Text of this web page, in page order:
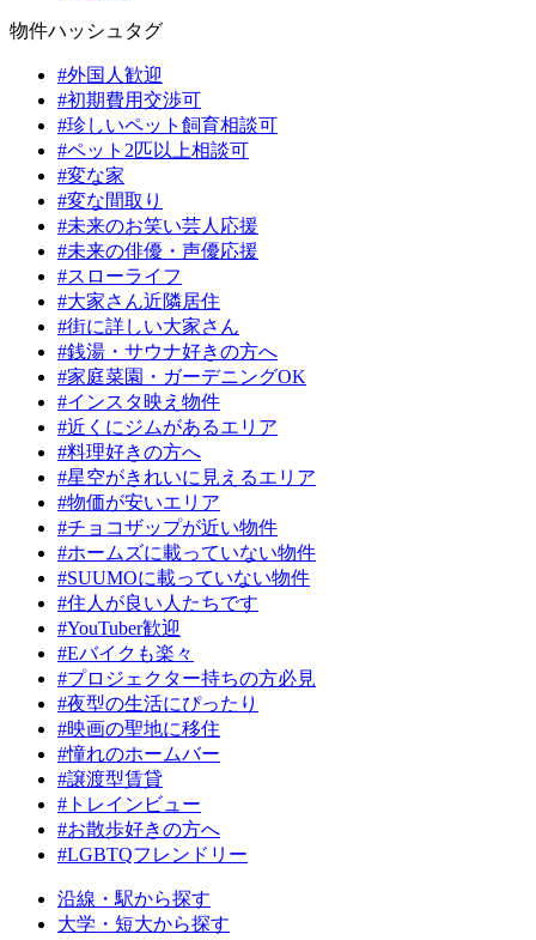
物件ハッシュタグ
#外国人歓迎
#初期費用交渉可
#珍しいペット飼育相談可
#ペット2匹以上相談可
#変な家
#変な間取り
#未来のお笑い芸人応援
#未来の俳優・声優応援
#スローライフ
#大家さん近隣居住
#街に詳しい大家さん
#銭湯・サウナ好きの方へ
#家庭菜園・ガーデニングOK
#インスタ映え物件
#近くにジムがあるエリア
#料理好きの方へ
#星空がきれいに見えるエリア
#物価が安いエリア
#チョコザップが近い物件
#ホームズに載っていない物件
#SUUMOに載っていない物件
#住人が良い人たちです
#YouTuber歓迎
#Eバイクも楽々
#プロジェクター持ちの方必見
#夜型の生活にぴったり
#映画の聖地に移住
#憧れのホームバー
#譲渡型賃貸
#トレインビュー
#お散歩好きの方へ
#LGBTQフレンドリー
沿線・駅から探す
大学・短大から探す